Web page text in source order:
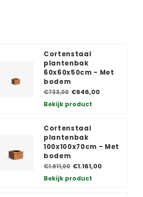
Cortenstaal
plantenbak
60x60x50cm - Met
bodem
€733,00 €646,00
Bekijk product
Cortenstaal
plantenbak
100x100x70cm - Met
bodem
€1.911,00 €1.161,00
Bekijk product